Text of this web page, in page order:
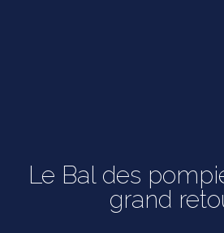
Le Bal des
grand